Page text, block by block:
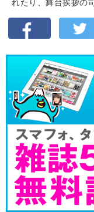
れたり、舞台挨拶の